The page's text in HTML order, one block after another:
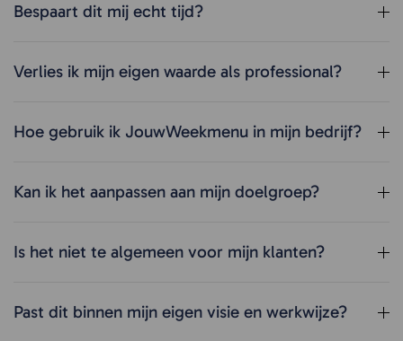
Bespaart dit mij echt tijd?
Verlies ik mijn eigen waarde als professional?
Hoe gebruik ik JouwWeekmenu in mijn bedrijf?
Kan ik het aanpassen aan mijn doelgroep?
Is het niet te algemeen voor mijn klanten?
Past dit binnen mijn eigen visie en werkwijze?